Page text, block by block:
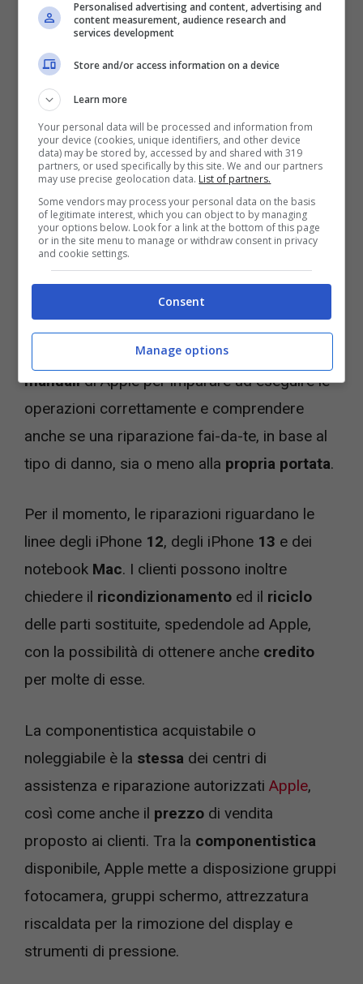
Fonte: manuals.info.apple.com – VideoGiochi.com
Presso il Self Service Repair Store, visitabile
, i clienti Apple possono
parti e gli strumenti necessari per le
, anche a noleggio, consultare i
manualidi Apple per imparare ad eseguire le
operazioni correttamente e comprendere
anche se una riparazione fai-da-te, in base al
tipo di danno, sia o meno alla propria portata.
Per il momento, le riparazioni riguardano le
linee degli iPhone 12, degli iPhone 13 e dei
notebook Mac. I clienti possono inoltre
chiedere il ricondizionamento ed il riciclo
delle parti sostituite, spedendole ad Apple,
con la possibilità di ottenere anche credito
per molte di esse.
La componentistica acquistabile o
noleggiabile è la stessa dei centri di
assistenza e riparazione autorizzati Apple,
così come anche il prezzo di vendita
proposto ai clienti. Tra la componentistica
disponibile, Apple mette a disposizione gruppi
fotocamera, gruppi schermo, attrezzatura
riscaldata per la rimozione del display e
strumenti di pressione.
Personalised advertising and content, advertising and
content measurement, audience research and
services development
Store and/or access information on a device
Learn more
Your personal data will be processed and information from
your device (cookies, unique identifiers, and other device
data) may be stored by, accessed by and shared with 319
partners, or used specifically by this site. We and our partners
may use precise geolocation data. List of partners.
Some vendors may process your personal data on the basis
of legitimate interest, which you can object to by managing
your options below. Look for a link at the bottom of this page
or in the site menu to manage or withdraw consent in privacy
and cookie settings.
Consent
Manage options